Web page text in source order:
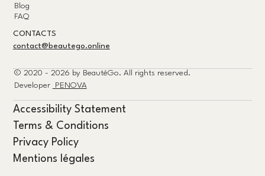
Blog
FAQ
CONTACTS
contact@beautego.online
© 2020 - 2026 by BeautéGo. All rights reserved.
Developer
PENOVA
Accessibility Statement
Terms & Conditions
Privacy Policy
Mentions légales